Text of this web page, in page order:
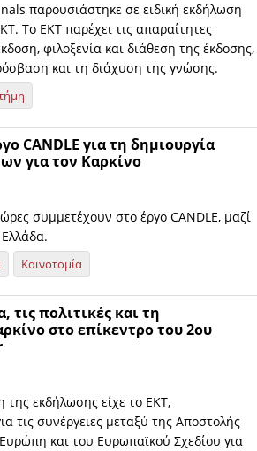
παρουσιάστηκε σε ειδική εκδήλωση
To EKT παρέχει τις απαραίτητες
φιλοξενία και διάθεση της έκδοσης,
και τη διάχυση της γνώσης.
CANDLE για τη δημιουργία
για τον Καρκίνο
συμμετέχουν στο έργο CANDLE, μαζί
Καινοτομία
τις πολιτικές και τη
στο επίκεντρο του 2ου
εκδήλωσης είχε το ΕΚΤ,
τις συνέργειες μεταξύ της Αποστολής
και του Ευρωπαϊκού Σχεδίου για